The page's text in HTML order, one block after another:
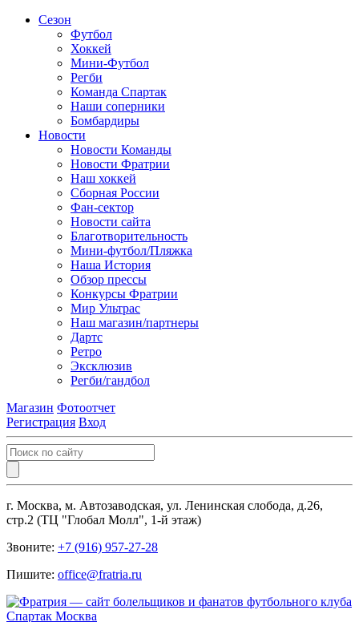
Сезон
Футбол
Хоккей
Мини-Футбол
Регби
Команда Спартак
Наши соперники
Бомбардиры
Новости
Новости Команды
Новости Фратрии
Наш хоккей
Сборная России
Фан-cектор
Новости сайта
Благотворительность
Мини-футбол/Пляжка
Наша История
Обзор прессы
Конкурсы Фратрии
Мир Ультрас
Наш магазин/партнеры
Дартс
Ретро
Эксклюзив
Регби/гандбол
Магазин Фотоотчет
Регистрация Вход
г. Москва, м. Автозаводская, ул. Ленинская слобода, д.26,
стр.2 (ТЦ "Глобал Молл", 1-й этаж)
Звоните: +7 (916) 957-27-28
Пишите: office@fratria.ru